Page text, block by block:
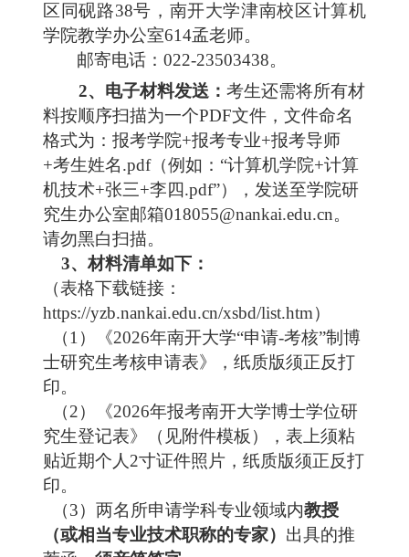
区同砚路38号，南开大学津南校区计算机
学院教学办公室614孟老师。
邮寄电话：022-23503438。
2、 电子材料发送： 考生还需将所有材
料按顺序扫描为一个PDF文件，文件命名
格式为：报考学院+报考专业+报考导师
+考生姓名.pdf（例如： “计算机学院+计算
机技术+张三+李四.pdf”）， 发送至学院研
究生办公室邮箱018055@nankai.edu.cn。
请勿黑白扫描。
3、材料清单如下 ：
（表格下载链接 ：
https://yzb.nankai.edu.cn/xsbd/list.htm）
（1 ）《2026年南开大学“申请-考核”制博
士研究生考核申请表》，纸质版须正反打
印。
（2）《2026年报考南开大学博士学位研
究生登记表》（见附件模板），表上须粘
贴近期个人 2寸证件照片，纸质版须正反打
印。
（3）两名所申请学科专业领域内教授
（或相当专业技术职称的专家） 出具的推